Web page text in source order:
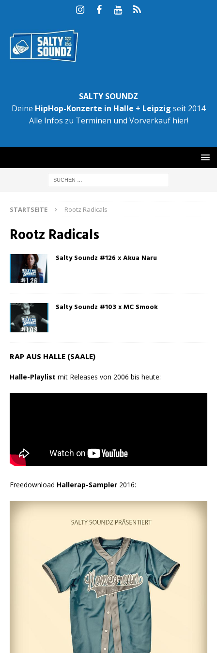
SALTY SOUNDZ
Deine HipHop-Konzerte in Halle + Leipzig seit 2014
Alle Infos zu Terminen und Vorverkauf hier!
STARTSEITE Rootz Radicals
Rootz Radicals
Salty Soundz #126 x Akua Naru
Salty Soundz #103 x MC Smook
RAP AUS HALLE (SAALE)
Halle-Playlist mit Releases von 2006 bis heute:
Freedownload Hallerap-Sampler 2016: